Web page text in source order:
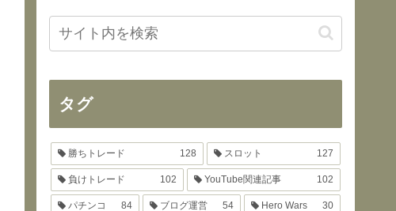
タグ
勝ちトレード 128 スロット 127
負けトレード 102 YouTube関連記事 102
パチンコ 84 ブログ運営 54 Hero Wars 30